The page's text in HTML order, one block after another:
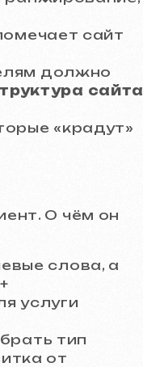
сайт
должно
сайта
«крадут»
О чём он
слова, а
услуги
тип
от